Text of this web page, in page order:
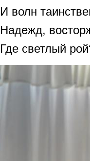
И волн
Надежд,
Где светлый